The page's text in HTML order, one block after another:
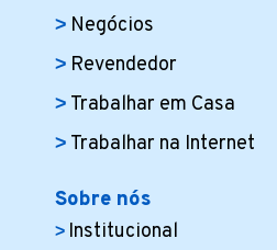
Negócios
Revendedor
Trabalhar em Casa
Trabalhar na Internet
Sobre nós
Institucional